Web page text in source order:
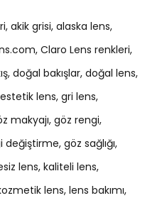
akik grisi alaska lens
Claro Lens renkleri
doğal bakışlar doğal lens
estetik lens gri lens
makyajı göz rengi
değiştirme göz sağlığı
lens kaliteli lens
lens lens bakımı